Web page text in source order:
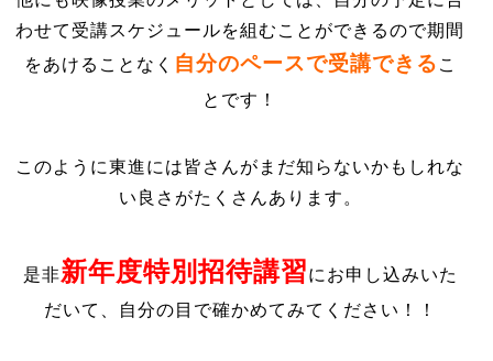
わせて受講スケジュールを組むことができるので期間
をあけることなく 自分のペースで受講できる こ
とです ！
このように東進には皆さんがまだ知らないかもしれな
い良さがたくさんあります。
是非新年度特別招待講習にお申し込みいた
だいて、自分の目で確かめてみてください！！